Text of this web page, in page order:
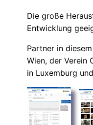
Die große
Entwicklung
Partner in
Wien, der Verein
in Luxemburg